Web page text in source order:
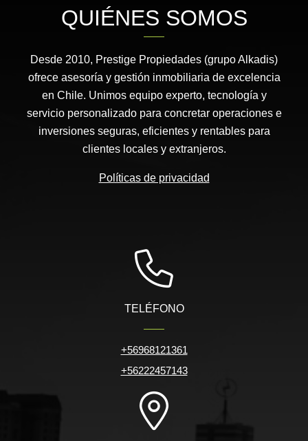
QUIÉNES SOMOS
Desde 2010, Prestige Propiedades (grupo Alkadis)
ofrece asesoría y gestión inmobiliaria de excelencia
en Chile. Unimos equipo experto, tecnología y
servicio personalizado para concretar operaciones e
inversiones seguras, eficientes y rentables para
clientes locales y extranjeros.
Políticas de privacidad
TELÉFONO
+56968121361
+56222457143